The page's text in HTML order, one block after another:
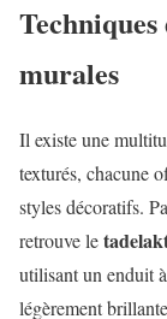
murales
Il existe une
texturés, chacune
styles décoratifs.
retrouve le
utilisant un enduit
légèrement